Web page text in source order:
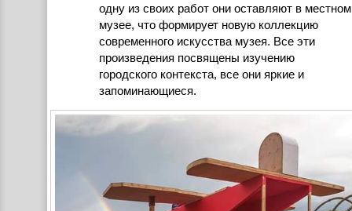
одну из своих работ они оставляют в местном
музее, что формирует новую коллекцию
современного искусства музея. Все эти
произведения посвящены изучению
городского контекста, все они яркие и
запоминающиеся.